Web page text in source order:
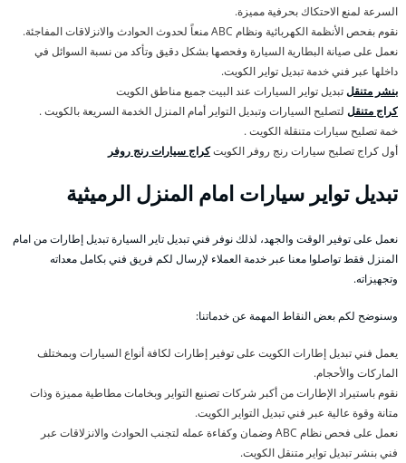
السرعة لمنع الاحتكاك بحرفية مميزة.
نقوم بفحص الأنظمة الكهربائية ونظام ABC منعاً لحدوث الحوادث والانزلاقات المفاجئة.
نعمل على صيانة البطارية السيارة وفحصها بشكل دقيق وتأكد من نسبة السوائل في
داخلها عبر فني خدمة تبديل تواير الكويت.
بنشر متنقلتبديل تواير السيارات عند البيت جميع مناطق الكويت
كراج متنقل لتصليح السيارات وتبديل التواير أمام المنزل الخدمة السريعة بالكويت .
خمة تصليح سيارات متنقلة الكويت .
أول كراج تصليح سيارات رنج روفر الكويتكراج سيارات رنج روفر
تبديل تواير سيارات امام المنزل الرميثية
نعمل على توفير الوقت والجهد، لذلك نوفر فني تبديل تاير السيارة تبديل إطارات من امام
المنزل فقط تواصلوا معنا عبر خدمة العملاء لإرسال لكم فريق فني بكامل معداته
وتجهيزاته.
وسنوضح لكم بعض النقاط المهمة عن خدماتنا:
يعمل فني تبديل إطارات الكويت على توفير إطارات لكافة أنواع السيارات وبمختلف
الماركات والأحجام.
نقوم باستيراد الإطارات من أكبر شركات تصنيع التواير وبخامات مطاطية مميزة وذات
متانة وقوة عالية عبر فني تبديل التواير الكويت.
نعمل على فحص نظام ABC وضمان وكفاءة عمله لتجنب الحوادث والانزلاقات عبر
فني بنشر تبديل تواير متنقل الكويت.